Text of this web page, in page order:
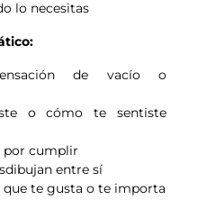
lo necesitas
de vacío o
o cómo te sentiste
por cumplir
entre sí
que te gusta o te importa